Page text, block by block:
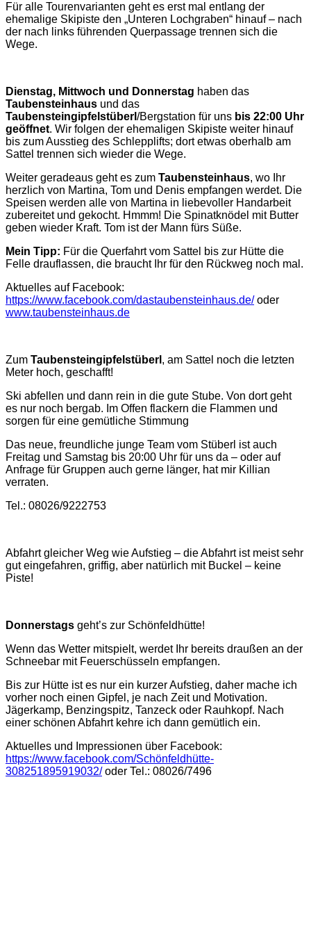
Für alle Tourenvarianten geht es erst mal entlang der
ehemalige Skipiste den „Unteren Lochgraben“ hinauf ‒ nach
der nach links führenden Querpassage trennen sich die
Wege.
Dienstag, Mittwoch und Donnerstag haben das
Taubensteinhaus und das
Taubensteingipfelstüberl /Bergstation für uns bis 22:00 Uhr
geöffnet. Wir folgen der ehemaligen Skipiste weiter hinauf
bis zum Ausstieg des Schlepplifts; dort etwas oberhalb am
Sattel trennen sich wieder die Wege.
Weiter geradeaus geht es zum Taubensteinhaus, wo Ihr
herzlich von Martina, Tom und Denis empfangen werdet. Die
Speisen werden alle von Martina in liebevoller Handarbeit
zubereitet und gekocht. Hmmm! Die Spinatknödel mit Butter
geben wieder Kraft. Tom ist der Mann fürs Süße.
Mein Tipp: Für die Querfahrt vom Sattel bis zur Hütte die
Felle drauflassen, die braucht Ihr für den Rückweg noch mal.
Aktuelles auf Facebook:
https://www.facebook.com/dastaubensteinhaus.de/oder
www.taubensteinhaus.de
Zum Taubensteingipfelstüberl , am Sattel noch die letzten
Meter hoch, geschafft!
Ski abfellen und dann rein in die gute Stube. Von dort geht
es nur noch bergab. Im Offen flackern die Flammen und
sorgen für eine gemütliche Stimmung
Das neue, freundliche junge Team vom Stüberl ist auch
Freitag und Samstag bis 20:00 Uhr für uns da ‒ oder auf
Anfrage für Gruppen auch gerne länger, hat mir Killian
verraten.
Tel.: 08026/9222753
Abfahrt gleicher Weg wie Aufstieg – die Abfahrt ist meist sehr
gut eingefahren, griffig, aber natürlich mit Buckel – keine
Piste!
Donnerstags geht’s zur Schönfeldhütte!
Wenn das Wetter mitspielt, werdet Ihr bereits draußen an der
Schneebar mit Feuerschüsseln empfangen.
Bis zur Hütte ist es nur ein kurzer Aufstieg, daher mache ich
vorher noch einen Gipfel, je nach Zeit und Motivation.
Jägerkamp, Benzingspitz, Tanzeck oder Rauhkopf. Nach
einer schönen Abfahrt kehre ich dann gemütlich ein.
Aktuelles und Impressionen über Facebook:
https://www.facebook.com/Schönfeldhütte-
308251895919032/oder Tel.: 08026/7496